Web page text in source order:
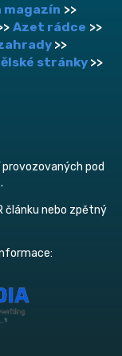
magazín >>
Azet rádce >>
>>
stránky >>
pod
.
článku nebo zpětný